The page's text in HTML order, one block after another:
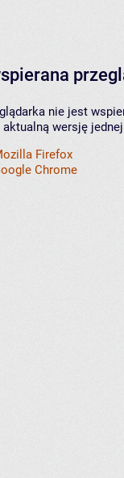
nie jest
aktualną wersję
Firefox
Chrome